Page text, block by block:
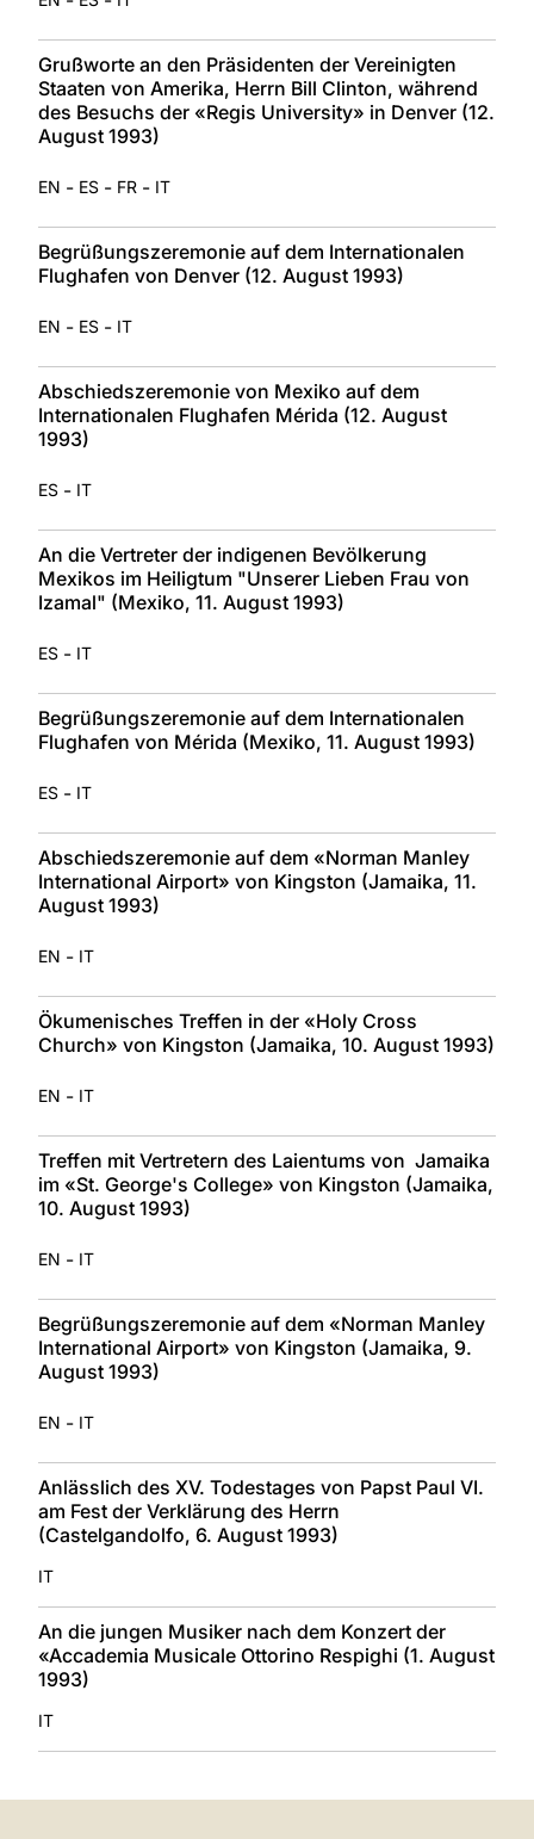
Grußworte an den Präsidenten der Vereinigten
Staaten von Amerika, Herrn Bill Clinton, während
des Besuchs der «Regis University» in Denver (12.
August 1993)
EN - ES - FR - IT
Begrüßungszeremonie auf dem Internationalen
Flughafen von Denver (12. August 1993)
EN - ES - IT
Abschiedszeremonie von Mexiko auf dem
Internationalen Flughafen Mérida (12. August
1993)
ES - IT
An die Vertreter der indigenen Bevölkerung
Mexikos im Heiligtum "Unserer Lieben Frau von
Izamal" (Mexiko, 11. August 1993)
ES - IT
Begrüßungszeremonie auf dem Internationalen
Flughafen von Mérida (Mexiko, 11. August 1993)
ES - IT
Abschiedszeremonie auf dem «Norman Manley
International Airport» von Kingston (Jamaika, 11.
August 1993)
EN - IT
Ökumenisches Treffen in der «Holy Cross
Church» von Kingston (Jamaika, 10. August 1993)
EN - IT
Treffen mit Vertretern des Laientums von Jamaika
im «St. George's College» von Kingston (Jamaika,
10. August 1993)
EN - IT
Begrüßungszeremonie auf dem «Norman Manley
International Airport» von Kingston (Jamaika, 9.
August 1993)
EN - IT
Anlässlich des XV. Todestages von Papst Paul VI.
am Fest der Verklärung des Herrn
(Castelgandolfo, 6. August 1993)
IT
An die jungen Musiker nach dem Konzert der
«Accademia Musicale Ottorino Respighi (1. August
1993)
IT